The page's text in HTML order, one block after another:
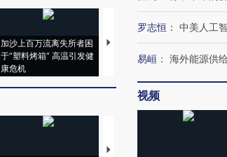
加沙上百万流离失所者困
于“塑料烤箱” 高温引发健
康危机
视线｜HYROX的吸金
术：是什么让中产们甘
【推广】走进第四届链博
罗志恒 ： 中美人工
易峘 ： 海外能源供
视频